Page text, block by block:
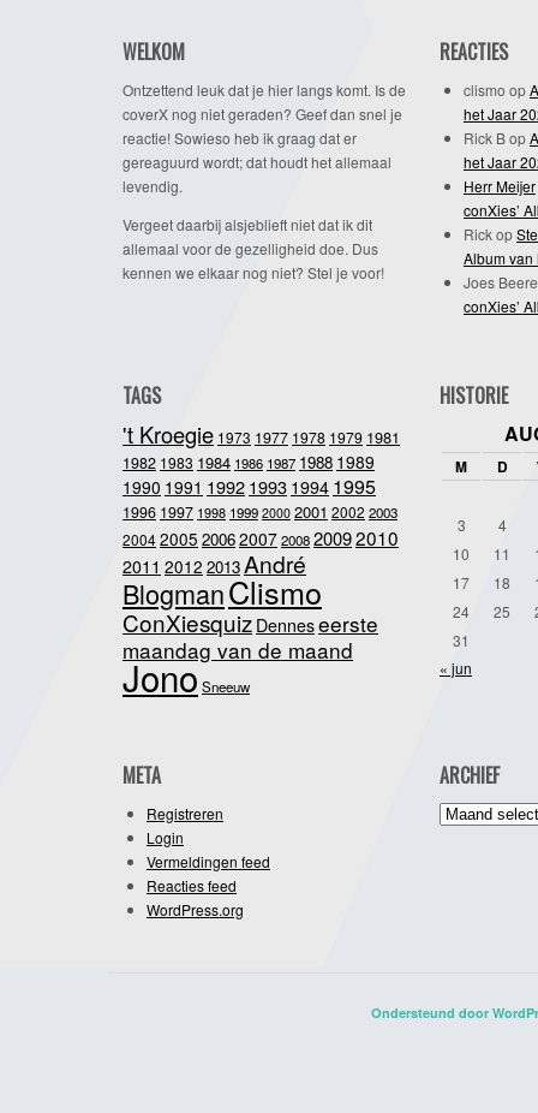
WELKOM
Ontzettend leuk dat je hier langs komt. Is de
coverX nog niet geraden? Geef dan snel je
reactie! Sowieso heb ik graag dat er
gereaguurd wordt; dat houdt het allemaal
levendig.
Vergeet daarbij alsjeblieft niet dat ik dit
allemaal voor de gezelligheid doe. Dus
kennen we elkaar nog niet? Stel je voor!
REACTIES
clismo op
het Jaar
Rick Bop
het Jaar
Herr Meijer
conXies’
Rickop
Album van
Joes
conXies’
TAGS
't Kroegie 1973 1977 1978 1979 1981
1982 1983 1984 1986 1987 1988 1989
1990 1991 19921993 1994 1995
1996 1997 1998 1999 2000 2001 2002 2003
20042005 20062007200820092010
2011 2012 2013André
BlogmanClismo
ConXiesquiz Denneseerste
maandag van de maand
JonoSneeuw
HISTORIE
M D
3
4
10
11
17
18
24
25
31
« jun
META
Registreren
Login
Vermeldingen feed
Reacties feed
WordPress.org
ARCHIEF
Archief
Ondersteund door